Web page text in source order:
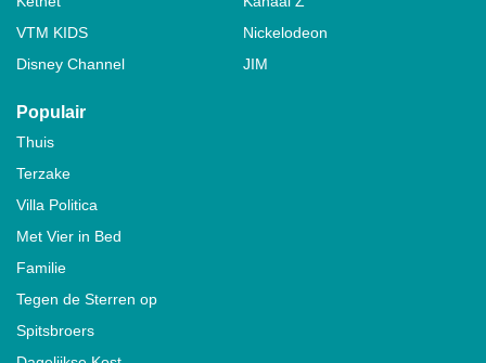
VTM KIDS
Nickelodeon
Disney Channel
JIM
Populair
Thuis
Terzake
Villa Politica
Met Vier in Bed
Familie
Tegen de Sterren op
Spitsbroers